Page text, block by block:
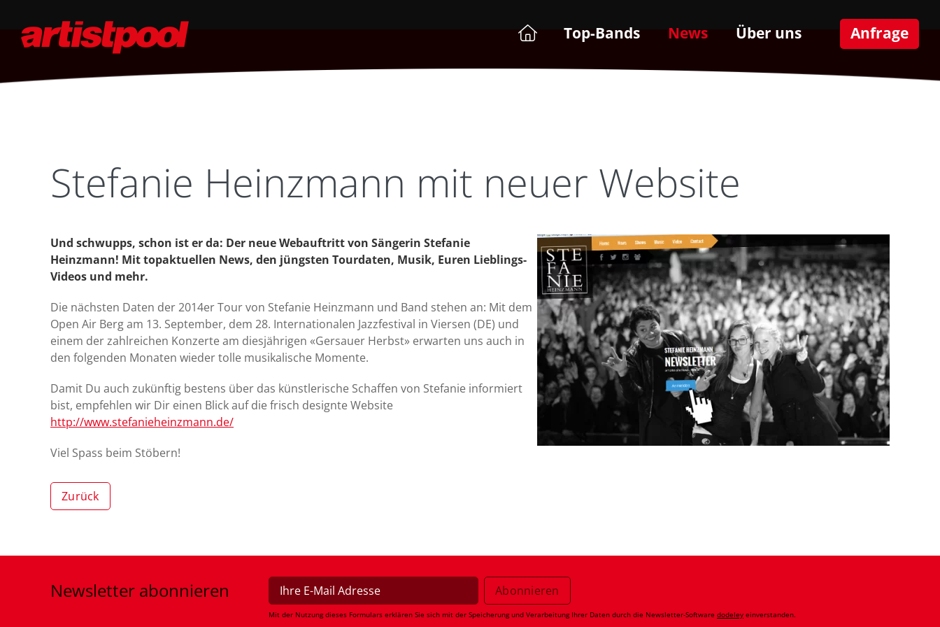
Top-Bands News Über uns Anfrage
Stefanie Heinzmann mit neuer Website
Und schwupps, schon ist er da: Der neue Webauftritt von Sängerin Stefanie
Heinzmann! Mit topaktuellen News, den jüngsten Tourdaten, Musik, Euren Lieblings-
Videos und mehr.
Die nächsten Daten der 2014er Tour von Stefanie Heinzmann und Band stehen an: Mit dem
Open Air Berg am 13. September, dem 28. Internationalen Jazzfestival in Viersen (DE) und
einem der zahlreichen Konzerte am diesjährigen «Gersauer Herbst» erwarten uns auch in
den folgenden Monaten wieder tolle musikalische Momente.
Damit Du auch zukünftig bestens über das künstlerische Schaffen von Stefanie informiert
bist, empfehlen wir Dir einen Blick auf die frisch designte Website
http://www.stefanieheinzmann.de/
Viel Spass beim Stöbern!
Zurück
Newsletter abonnieren
Mit der Nutzung dieses Formulars erklären Sie sich mit der Speicherung und Verarbeitung Ihrer Daten durch die Newsletter-Software dodeley einverstanden.